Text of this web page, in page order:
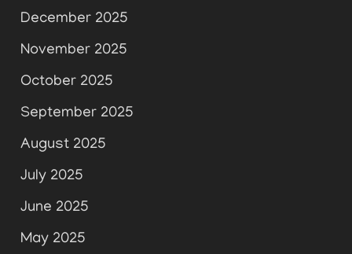
December 2025
November 2025
October 2025
September 2025
August 2025
July 2025
June 2025
May 2025